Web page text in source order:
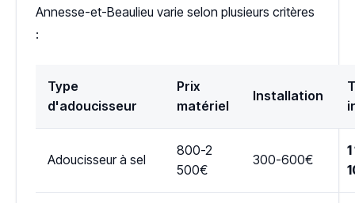
Annesse-et-Beaulieu varie selon plusieurs critères
:
Type
d'adoucisseur
Prix
matériel
Installation
Adoucisseur à sel
800-2
500€
300-600€